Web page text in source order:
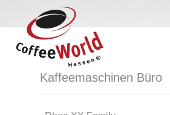
Kaffeemaschinen Büro